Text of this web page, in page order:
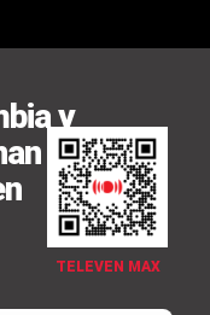
TELEVEN MAX
y
este